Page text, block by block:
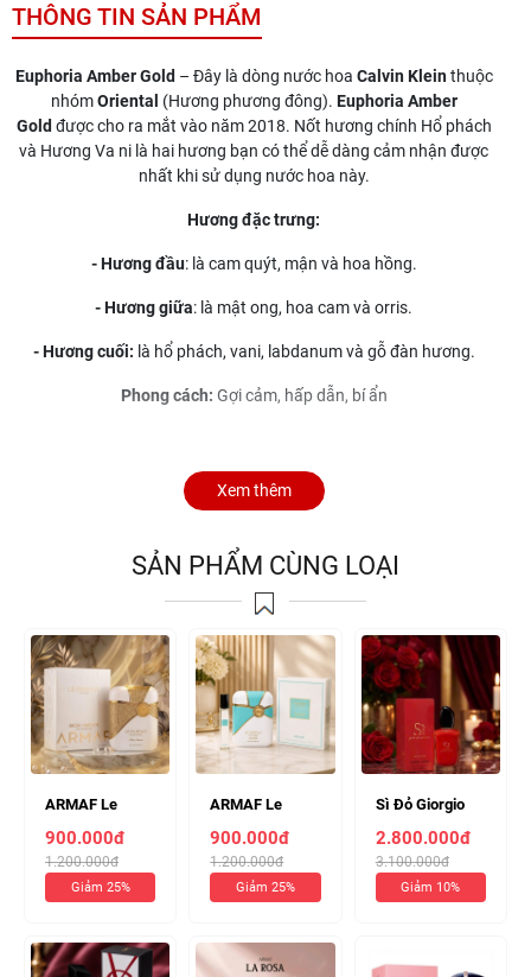
THÔNG TIN SẢN PHẨM
Euphoria Amber Gold – Đây là dòng nước hoa Calvin Kleinthuộc
nhómOriental (Hương phương đông). Euphoria Amber
Gold được cho ra mắt vào năm 2018. Nốt hương chính Hổ phách
và Hương Va ni là hai hương bạn có thể dễ dàng cảm nhận được
nhất khi sử dụng nước hoa này.
Hương đặc trưng:
- Hương đầu: là cam quýt, mận và hoa hồng.
- Hương giữa: là mật ong, hoa cam và orris.
- Hương cuối: là hổ phách, vani, labdanum và gỗ đàn hương.
Phong cách: Gợi cảm, hấp dẫn, bí ẩn
Xem thêm
SẢN PHẨM CÙNG LOẠI
ARMAF Le
Parfait Mon
Amour EDP
100ml ( Chiết
10ml 140k )
900.000đ
1.200.000đ
Giảm 25%
ARMAF Le
Parfait Azure
EDP 100ml (
Chiết 10ml 140k
)
900.000đ
1.200.000đ
Giảm 25%
Sì Đỏ Giorgio
Armani
Passione EDP
100ml ( Chiết
10ml 330k )
2.800.000đ
3.100.000đ
Giảm 10%